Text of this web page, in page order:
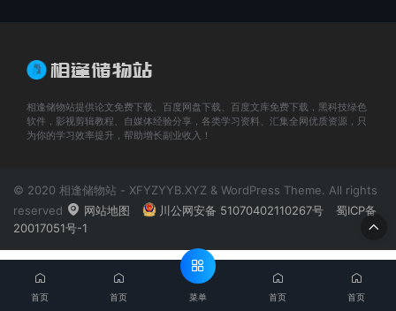
相逢储物站提供论文免费下载、百度网盘下载、百度文库免费下载，黑科技绿色
软件，影视剪辑教程、自媒体经验分享，各类学习资料、汇集全网优质资源，只
为你的学习效率提升，帮助增长副业收入！
© 2020 相逢储物站 - XFYZYYB.XYZ & WordPress Theme. All rights
reserved
网站地图 川公网安备 51070402110267号
蜀ICP备
20017051号-1
首页 首页 菜单 首页 首页